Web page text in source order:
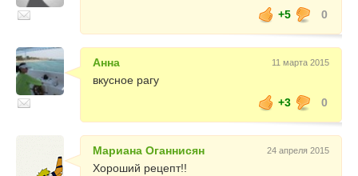
+5
0
Анна 11 марта 2015
вкусное рагу
+3
0
Мариана Оганнисян 24 апреля 2015
Хороший рецепт!!